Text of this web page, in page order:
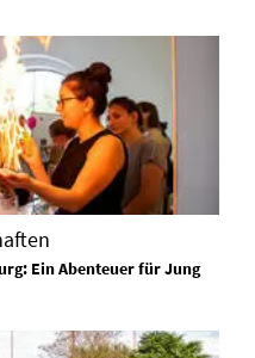
Ein Abenteuer für Jung